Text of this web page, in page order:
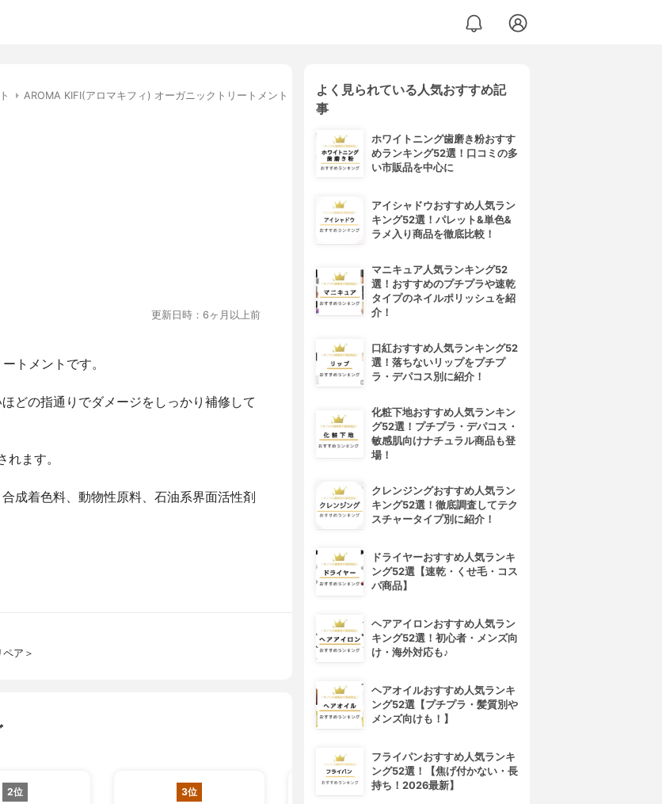
AROMA KIFI(アロマキフィ) オーガニックトリートメント ＜ダメージリペア＞
更新日時：6ヶ月以上前
トメントです。
どの指通りでダメージをしっかり補修して
ます。
成着色料、動物性原料、石油系界面活性剤
ア＞
2位 3位
よく見られている人気おすすめ記
事
ホワイトニング歯磨き粉おすす
めランキング52選！口コミの多
い市販品を中心に
アイシャドウおすすめ人気ラン
キング52選！パレット&単色&
ラメ入り商品を徹底比較！
マニキュア人気ランキング52
選！おすすめのプチプラや速乾
タイプのネイルポリッシュを紹
介！
口紅おすすめ人気ランキング52
選！落ちないリップをプチプ
ラ・デパコス別に紹介！
化粧下地おすすめ人気ランキン
グ52選！プチプラ・デパコス・
敏感肌向けナチュラル商品も登
場！
クレンジングおすすめ人気ラン
キング52選！徹底調査してテク
スチャータイプ別に紹介！
ドライヤーおすすめ人気ランキ
ング52選【速乾・くせ毛・コス
パ商品】
ヘアアイロンおすすめ人気ラン
キング52選！初心者・メンズ向
け・海外対応も♪
ヘアオイルおすすめ人気ランキ
ング52選【プチプラ・髪質別や
メンズ向けも！】
フライパンおすすめ人気ランキ
ング52選！【焦げ付かない・長
持ち！2026最新】